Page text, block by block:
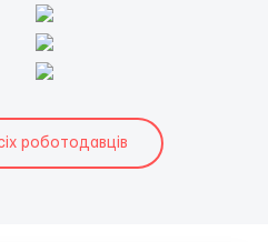
роботодавців